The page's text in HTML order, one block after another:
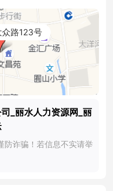
路123号
_丽水人力资源网_丽
防诈骗！若信息不实请举